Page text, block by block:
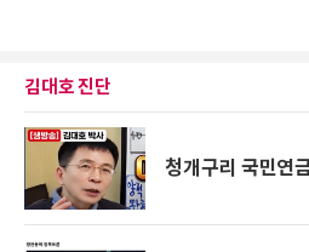
김대호 진단
청개구리 국민연